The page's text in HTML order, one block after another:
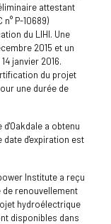
attestant
P-10689)
du LIHI. Une
2015 et un
janvier 2016.
du projet
une durée de
a obtenu
d'expiration est
Institute a reçu
de renouvellement
hydroélectrique
disponibles dans